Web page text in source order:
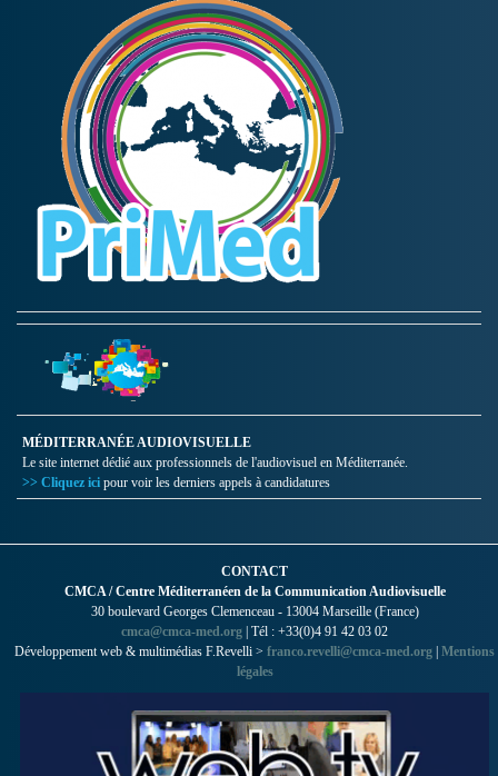
MÉDITERRANÉE AUDIOVISUELLE
Le site internet dédié aux professionnels de l'audiovisuel en Méditerranée.
>> Cliquez ici pour voir les derniers appels à candidatures
CONTACT
CMCA / Centre Méditerranéen de la Communication Audiovisuelle
30 boulevard Georges Clemenceau - 13004 Marseille (France)
cmca@cmca-med.org | Tél : +33(0)4 91 42 03 02
Développement web & multimédias F.Revelli > franco.revelli@cmca-med.org | Mentions
légales